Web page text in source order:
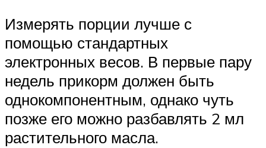
Измерять порции лучше с
помощью стандартных
электронных весов. В первые пару
недель прикорм должен быть
однокомпонентным, однако чуть
позже его можно разбавлять 2 мл
растительного масла.